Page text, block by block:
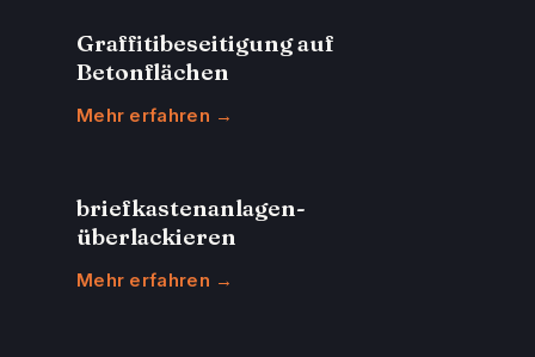
Graffitibeseitigung auf
Betonflächen
Mehr erfahren →
briefkastenanlagen-
überlackieren
Mehr erfahren →